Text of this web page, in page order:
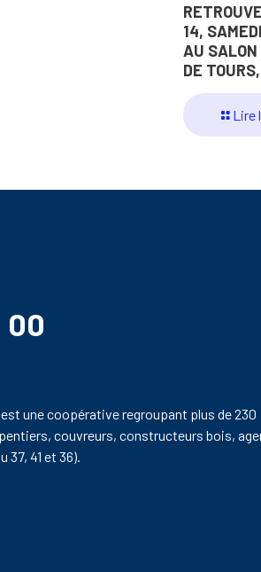
14,
AU SALON
DE
Lire
00
est une coopérative regroupant plus de 230
couvreurs, constructeurs bois,
41 et 36).